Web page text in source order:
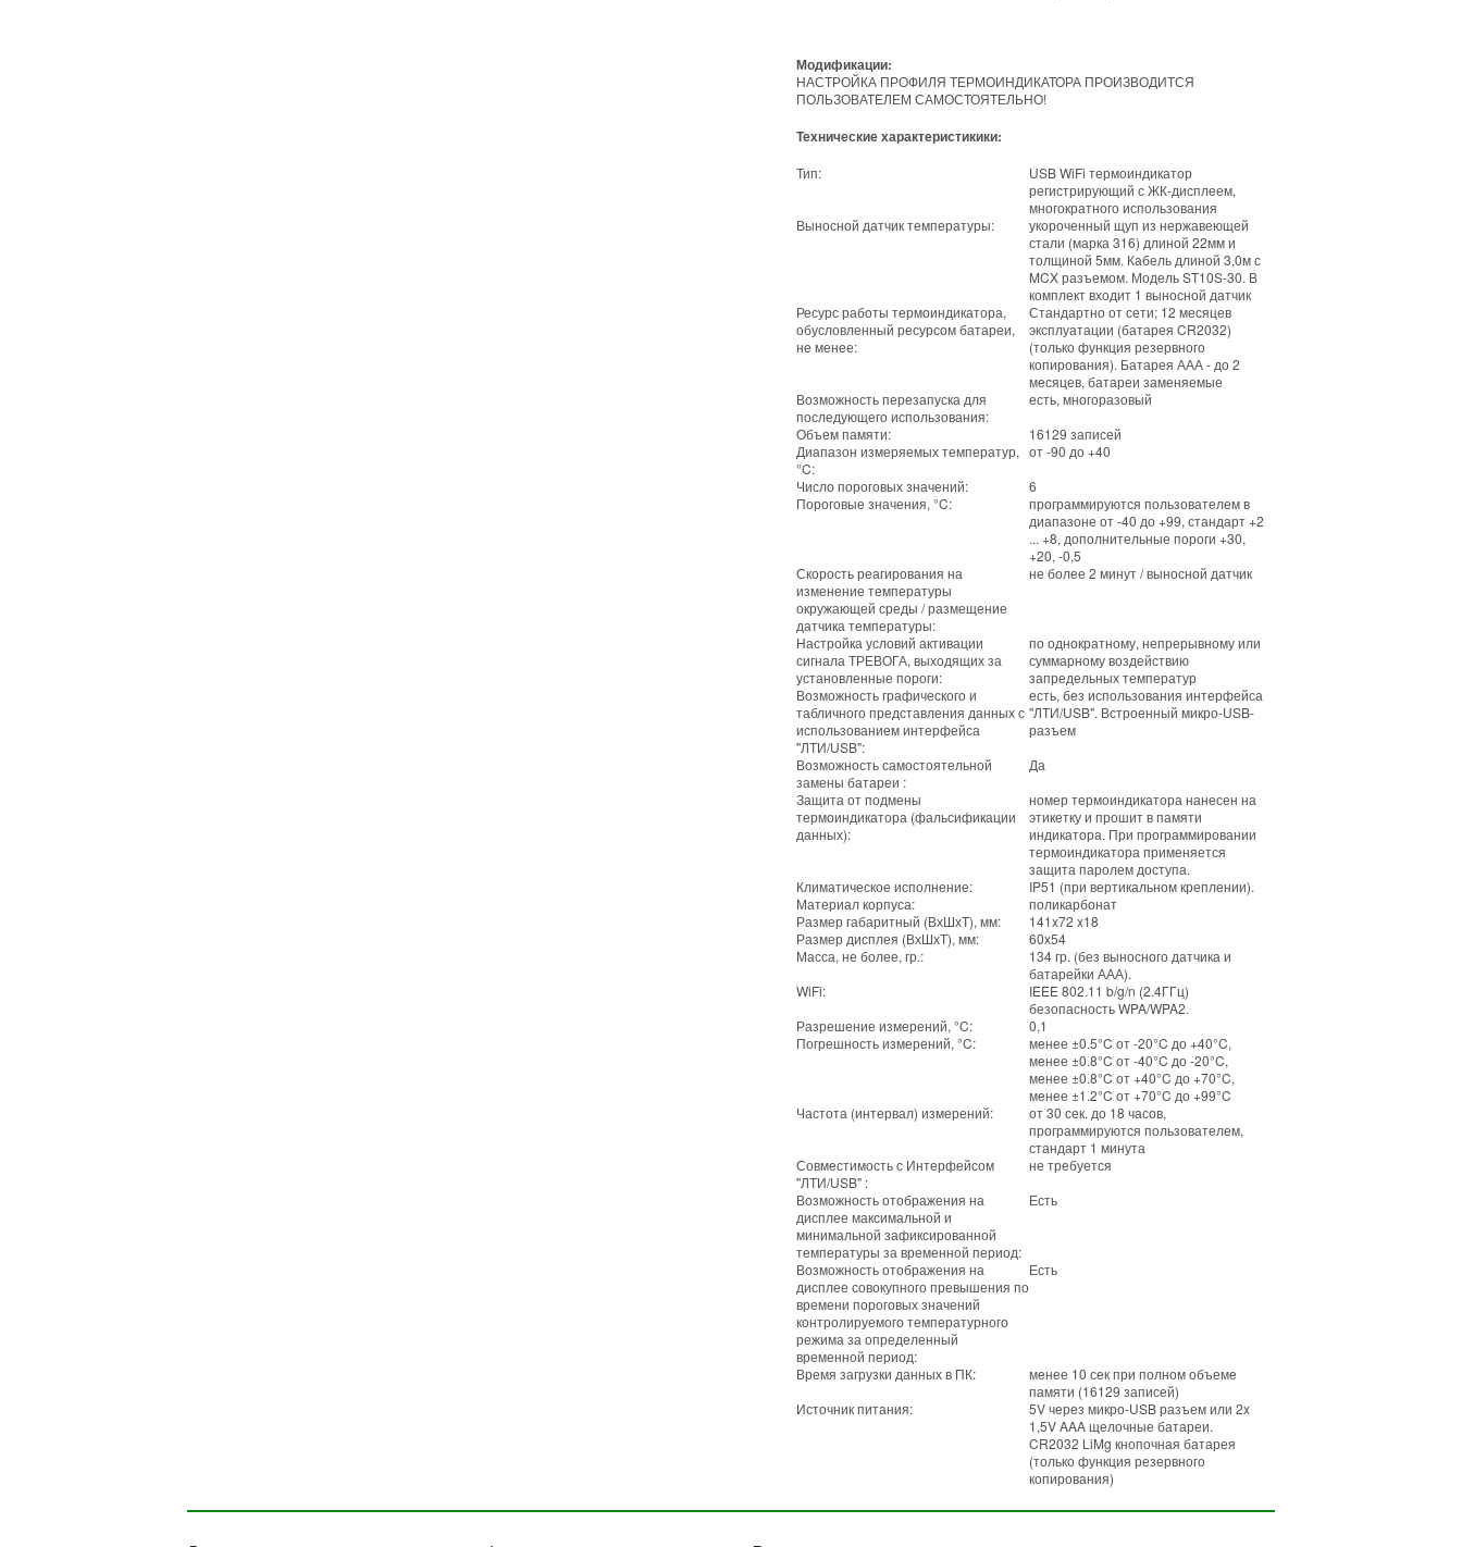
Модификации:
НАСТРОЙКА ПРОФИЛЯ ТЕРМОИНДИКАТОРА ПРОИЗВОДИТСЯ
ПОЛЬЗОВАТЕЛЕМ САМОСТОЯТЕЛЬНО!
Технические характеристикики:
Тип:
USB WiFi термоиндикатор
регистрирующий с ЖК-дисплеем,
многократного использования
Выносной датчик температуры:
укороченный щуп из нержавеющей
стали (марка 316) длиной 22мм и
толщиной 5мм. Кабель длиной 3,0м с
MCX разъемом. Модель ST10S-30. В
комплект входит 1 выносной датчик
Ресурс работы термоиндикатора,
обусловленный ресурсом батареи,
не менее:
Стандартно от сети; 12 месяцев
эксплуатации (батарея CR2032)
(только функция резервного
копирования). Батарея ААА - до 2
месяцев, батареи заменяемые
Возможность перезапуска для
последующего использования:
есть, многоразовый
Объем памяти:
16129 записей
Диапазон измеряемых температур,
°C:
от -90 до +40
Число пороговых значений:
6
Пороговые значения, °C:
программируются пользователем в
диапазоне от -40 до +99, стандарт +2
... +8, дополнительные пороги +30,
+20, -0,5
Скорость реагирования на
изменение температуры
окружающей среды / размещение
датчика температуры:
не более 2 минут / выносной датчик
Настройка условий активации
сигнала ТРЕВОГА, выходящих за
установленные пороги:
по однократному, непрерывному или
суммарному воздействию
запредельных температур
Возможность графического и
табличного представления данных с
использованием интерфейса
"ЛТИ/USB":
есть, без использования интерфейса
"ЛТИ/USB". Встроенный микро-USB-
разъем
Возможность самостоятельной
замены батареи :
Да
Защита от подмены
термоиндикатора (фальсификации
данных):
номер термоиндикатора нанесен на
этикетку и прошит в памяти
индикатора. При программировании
термоиндикатора применяется
защита паролем доступа.
Климатическое исполнение:
IP51 (при вертикальном креплении).
Материал корпуса:
поликарбонат
Размер габаритный (ВхШхТ), мм:
141x72 x18
Размер дисплея (ВхШхТ), мм:
60х54
Масса, не более, гр.:
134 гр. (без выносного датчика и
батарейки ААА).
WiFi:
IEEE 802.11 b/g/n (2.4ГГц)
безопасность WPA/WPA2.
Разрешение измерений, °C:
0,1
Погрешность измерений, °C:
менее ±0.5°C от -20°C до +40°C,
менее ±0.8°C от -40°C до -20°C,
менее ±0.8°C от +40°C до +70°C,
менее ±1.2°C от +70°C до +99°C
Частота (интервал) измерений:
от 30 сек. до 18 часов,
программируются пользователем,
стандарт 1 минута
Совместимость с Интерфейсом
"ЛТИ/USB" :
не требуется
Возможность отображения на
дисплее максимальной и
минимальной зафиксированной
температуры за временной период:
Есть
Возможность отображения на
дисплее совокупного превышения по
времени пороговых значений
контролируемого температурного
режима за определенный
временной период:
Есть
Время загрузки данных в ПК:
менее 10 сек при полном объеме
памяти (16129 записей)
Источник питания:
5V через микро-USB разъем или 2x
1,5V AAA щелочные батареи.
CR2032 LiMg кнопочная батарея
(только функция резервного
копирования)